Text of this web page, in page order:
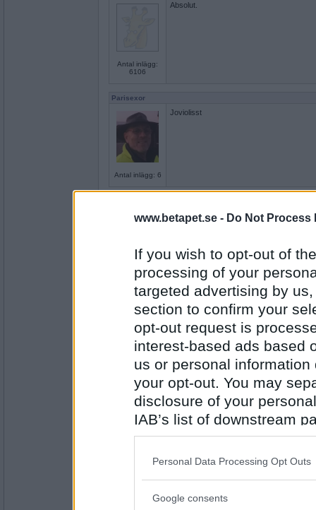
www.betapet.se - Do Not Process
If you wish to opt-out of
processing of your
targeted advertising by
section to confirm your
opt-out request is
interest-based ads based
us or personal
your opt-out. You may
disclosure of your
IAB’s list of downstream
also be disclosed by us
Downstream Participants
Please note that this
Personal Data Processing Opt Outs
Google consents
Antal inlägg:
6106
Absolut.
Parisexor
Antal inlägg: 6
Joviolisst
Antal inlägg:
1560
Ok!
Blasse
Antal inlägg:
7320
Jo
Antal inlägg:
Ja.